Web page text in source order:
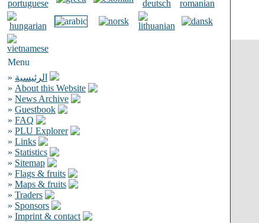
Menu
» الرئيسية
» About this Website
» News Archive
» Guestbook
» FAQ
» PLU Explorer
» Links
» Statistics
» Sitemap
» Flags & fruits
» Maps & fruits
» Traders
» Sponsors
» Imprint & contact